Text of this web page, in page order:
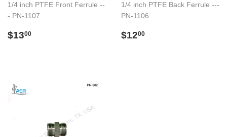
1/4 inch PTFE Front Ferrule --
- PN-1107
Preço
$1300
1/4 inch PTFE Back Ferrule ---
PN-1106
Preço
$1200